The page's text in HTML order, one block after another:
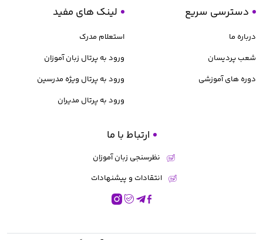
دسترسی سریع
درباره ما
شعب پردیسان
دوره های آموزشی
لینک های مفید
استعلام مدرک
ورود به پرتال زبان آموزان
ورود به پرتال ویژه مدرسین
ورود به پرتال مدیران
ارتباط با ما
نظرسنجی زبان آموزان
انتقادات و پیشنهادات